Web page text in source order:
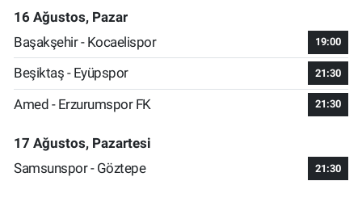
16 Ağustos, Pazar
Başakşehir - Kocaelispor
19:00
Beşiktaş - Eyüpspor 21:30
Amed - Erzurumspor FK 21:30
17 Ağustos, Pazartesi
Samsunspor - Göztepe
21:30